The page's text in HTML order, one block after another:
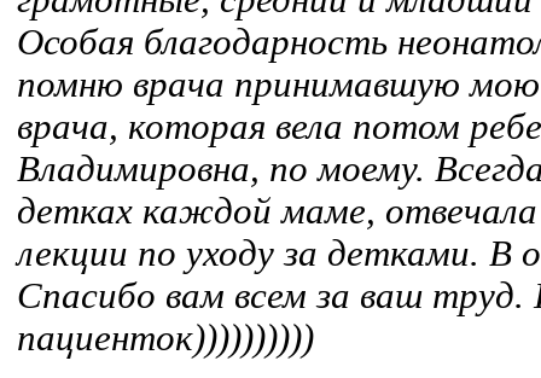
Особая благодарность
помню врача принимавшую мою
врача, которая вела потом
Владимировна, по моему.
детках каждой маме,
лекции по уходу за детками. В
Спасибо вам всем за ваш
пациенток))))))))))